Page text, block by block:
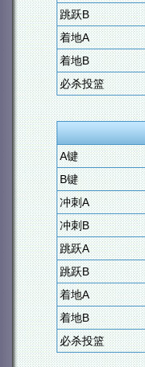
跳跃B
着地A
着地B
必杀投篮
A键
B键
冲刺A
冲刺B
跳跃A
跳跃B
着地A
着地B
必杀投篮